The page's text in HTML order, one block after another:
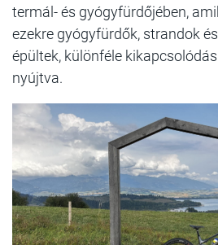
termál- és gyógyfürdőjében,
ezekre gyógyfürdők, strandok
épültek, különféle
nyújtva.